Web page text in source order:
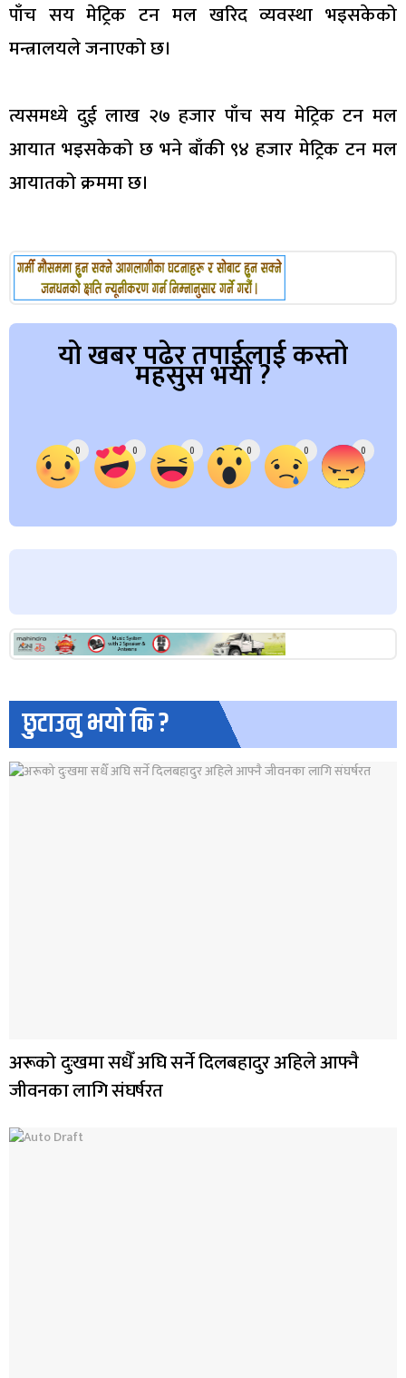
पाँच सय मेट्रिक टन मल खरिद व्यवस्था भइसकेको
मन्त्रालयले जनाएको छ।
त्यसमध्ये दुई लाख २७ हजार पाँच सय मेट्रिक टन मल
आयात भइसकेको छ भने बाँकी ९४ हजार मेट्रिक टन मल
आयातको क्रममा छ।
यो खबर पढेर तपाईलाई कस्तो
महसुस भयो ?
0 0 0 0 0 0
छुटाउनु भयो कि ?
अरूको दुःखमा सधैँ अघि सर्ने दिलबहादुर अहिले आफ्नै
जीवनका लागि संघर्षरत